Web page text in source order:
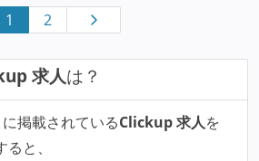
1 2
求人は？
に掲載されているClickup 求人を
と、